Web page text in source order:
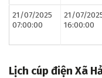
21/07/2025
07:00:00
21/07/
16:00:00
Lịch cúp điện Xã